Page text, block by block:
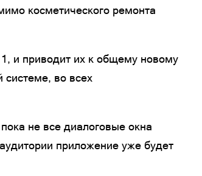
косметического ремонта
и приводит их к общему новому
системе, во всех
не все диалоговые окна
приложение уже будет